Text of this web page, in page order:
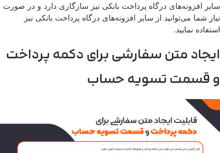
سایر افزونه‌های درگاه پرداخت بانکی نیز سازگاری دارد و در صورت
نیاز شما می‌توانید از سایر افزونه‌های درگاه پرداخت بانکی نیز
استفاده نمایید.
ایجاد متن سفارشی برای دکمه پرداخت
و قسمت تسویه حساب